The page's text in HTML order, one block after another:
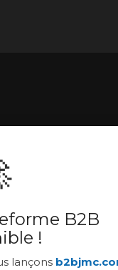
B2B
!
lançons